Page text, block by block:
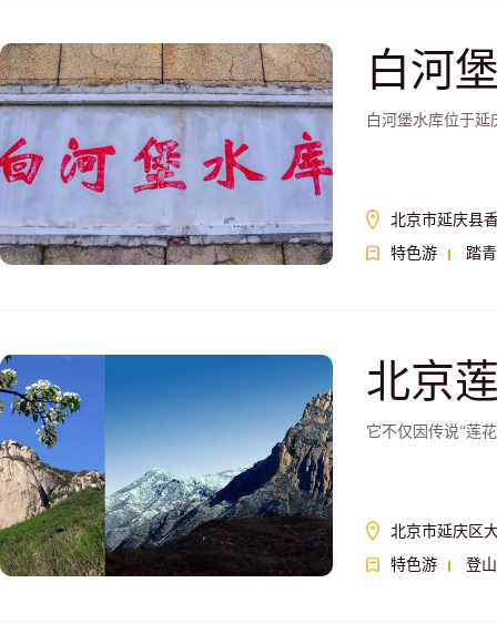
白河
白河堡水库位于
北京市延庆县
特色游
踏青
北京
它不仅因传说“莲
北京市延庆区
特色游
登山